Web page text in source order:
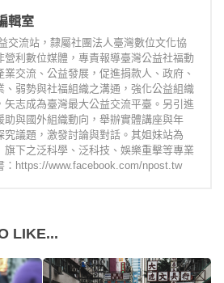
輯室
交流站，隸屬社團法人臺灣數位文化協
營利數位媒體，專責報導臺灣公益社福動
業交流、公益發展，促進捐款人、政府、
、弱勢與社福組織之溝通，強化公益組織
矢志成為臺灣最大公益交流平臺。另引進
助與國外組織動向，舉辦實體講座與年
究議題，激發討論與對話。其姐妹站為
旗下之泛科學、泛科技、娛樂重擊等專業
：https://www.facebook.com/npost.tw
LIKE...